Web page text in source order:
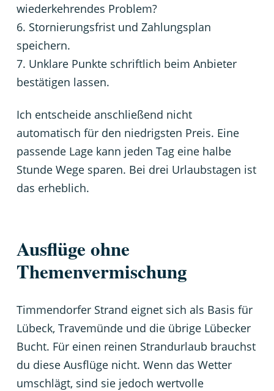
wiederkehrendes Problem?
Stornierungsfrist und Zahlungsplan
speichern.
Unklare Punkte schriftlich beim Anbieter
bestätigen lassen.
Ich entscheide anschließend nicht
automatisch für den niedrigsten Preis. Eine
passende Lage kann jeden Tag eine halbe
Stunde Wege sparen. Bei drei Urlaubstagen ist
das erheblich.
Ausflüge ohne
Themenvermischung
Timmendorfer Strand eignet sich als Basis für
Lübeck, Travemünde und die übrige Lübecker
Bucht. Für einen reinen Strandurlaub brauchst
du diese Ausflüge nicht. Wenn das Wetter
umschlägt, sind sie jedoch wertvolle